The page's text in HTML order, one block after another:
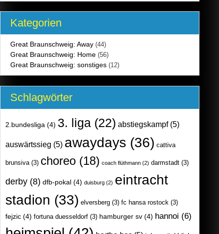
Kategorien
Great Braunschweig: Away (44)
Great Braunschweig: Home (56)
Great Braunschweig: sonstiges (12)
Schlagwörter
2.bundesliga (4) 3. liga (22) abstiegskampf(5)
auswärtssieg (5) awaydays (36) cattiva
brunsiva (3) choreo (18) coach flüthmann (2) darmstadt (3)
derby (8) dfb-pokal (4) duisburg (2) eintracht
stadion (33) elversberg (3) fc hansa rostock (3)
fejzic (4) fortuna duesseldorf (3) hamburger sv (4) hannoi (6)